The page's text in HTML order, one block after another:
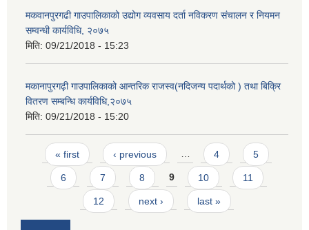
मकवानपुरगढी गाउपालिकाको उद्योग व्यवसाय दर्ता नविकरण संचालन र नियमन
सम्वन्धी कार्यविधि, २०७५
मिति: 09/21/2018 - 15:23
मकानापुरगढ़ी गाउपालिकाको आन्तरिक राजस्व(नदिजन्य पदार्थको ) तथा बिक्रि
वितरण सम्बन्धि कार्यविधि,२०७५
मिति: 09/21/2018 - 15:20
Pages
« first ‹ previous … 4 5
6 7 8 9 10 11
12 next › last »